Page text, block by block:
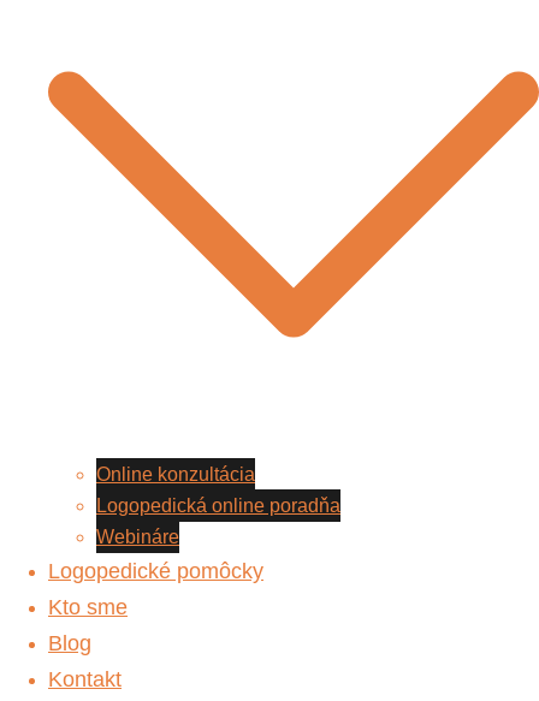
Online konzultácia
Logopedická online poradňa
Webináre
Logopedické pomôcky
Kto sme
Blog
Kontakt